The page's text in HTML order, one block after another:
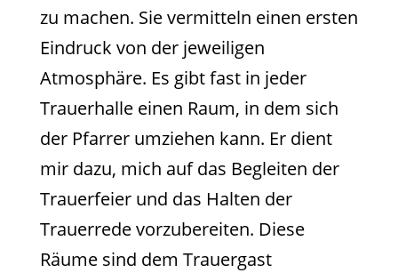
zu machen. Sie vermitteln einen ersten
Eindruck von der jeweiligen
Atmosphäre. Es gibt fast in jeder
Trauerhalle einen Raum, in dem sich
der Pfarrer umziehen kann. Er dient
mir dazu, mich auf das Begleiten der
Trauerfeier und das Halten der
Trauerrede vorzubereiten. Diese
Räume sind dem Trauergast